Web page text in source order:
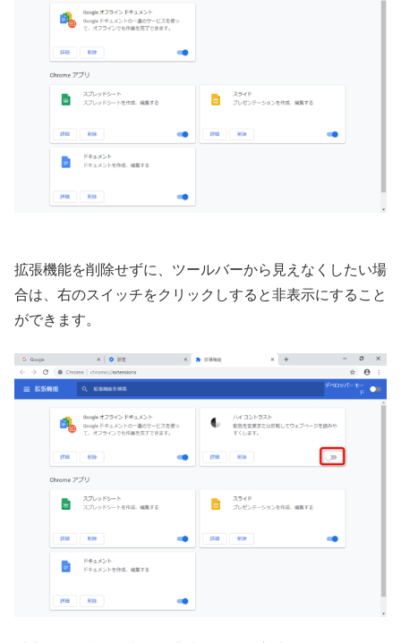
拡張機能を削除せずに、ツールバーから見えなくしたい場
合は、右のスイッチをクリックしすると非表示にすること
ができます。